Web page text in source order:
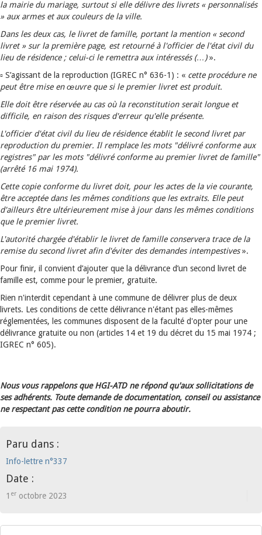
la mairie du mariage, surtout si elle délivre des livrets « personnalisés
» aux armes et aux couleurs de la ville.
Dans les deux cas, le livret de famille, portant la mention « second
livret » sur la première page, est retourné à l'officier de l'état civil du
lieu de résidence ; celui-ci le remettra aux intéressés (…)».
▫ S’agissant de la reproduction (IGREC n° 636-1) : « cette procédure ne
peut être mise en œuvre que si le premier livret est produit.
Elle doit être réservée au cas où la reconstitution serait longue et
difficile, en raison des risques d'erreur qu'elle présente.
L'officier d'état civil du lieu de résidence établit le second livret par
reproduction du premier. Il remplace les mots "délivré conforme aux
registres" par les mots "délivré conforme au premier livret de famille"
(arrêté 16 mai 1974).
Cette copie conforme du livret doit, pour les actes de la vie courante,
être acceptée dans les mêmes conditions que les extraits. Elle peut
d'ailleurs être ultérieurement mise à jour dans les mêmes conditions
que le premier livret.
L'autorité chargée d'établir le livret de famille conservera trace de la
remise du second livret afin d'éviter des demandes intempestives».
Pour finir, il convient d’ajouter que la délivrance d’un second livret de
famille est, comme pour le premier, gratuite.
Rien n'interdit cependant à une commune de délivrer plus de deux
livrets. Les conditions de cette délivrance n'étant pas elles-mêmes
réglementées, les communes disposent de la faculté d'opter pour une
délivrance gratuite ou non (articles 14 et 19 du décret du 15 mai 1974 ;
IGREC n° 605).
Nous vous rappelons que HGI-ATD ne répond qu'aux sollicitations de
ses adhérents. Toute demande de documentation, conseil ou assistance
ne respectant pas cette condition ne pourra aboutir.
Paru dans :
Info-lettre n°337
Date :
1 er octobre 2023